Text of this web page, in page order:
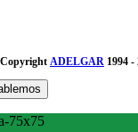
ADELGAR 1994 -